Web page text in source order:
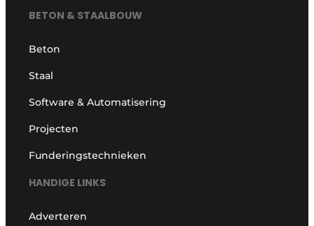
BETON & STAALBOUW
Beton
Staal
Software & Automatisering
Projecten
Funderingstechnieken
HANDIGE LINKS
Adverteren